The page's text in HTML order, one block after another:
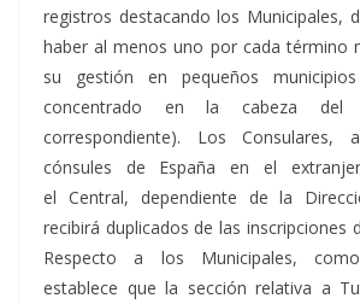
registros destacando los Municipales,
haber al menos uno por cada término
su gestión en pequeños
concentrado en la cabeza del
correspondiente). Los
cónsules de España en el
el Central, dependiente de la
recibirá duplicados de las inscripciones
Respecto a los Municipales,
establece que la sección relativa a